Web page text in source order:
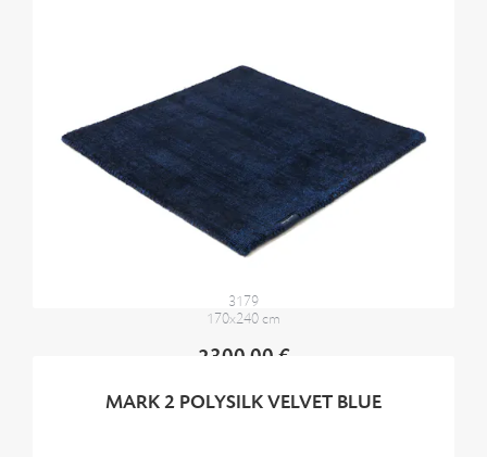
3179
170x240 cm
2300,00 €
MARK 2 POLYSILK VELVET BLUE